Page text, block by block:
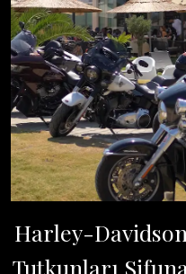
Harley-Davidson
Tutkunları